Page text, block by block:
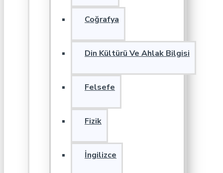
Coğrafya
Din Kültürü Ve Ahlak Bilgisi
Felsefe
Fizik
İngilizce